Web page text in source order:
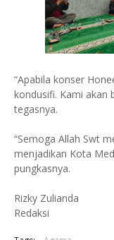
“Apabila konser
kondusifi. Kami akan
tegasnya.
“Semoga Allah Swt
menjadikan Kota
pungkasnya.
Rizky Zulianda
Redaksi